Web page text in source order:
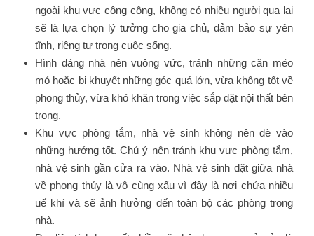
ngoài khu vực công cộng, không có nhiều người qua lại
sẽ là lựa chọn lý tưởng cho gia chủ, đảm bảo sự yên
tĩnh, riêng tư trong cuộc sống.
Hình dáng nhà nên vuông vức, tránh những căn méo
mó hoặc bị khuyết những góc quá lớn, vừa không tốt về
phong thủy, vừa khó khăn trong việc sắp đặt nội thất bên
trong.
Khu vực phòng tắm, nhà vệ sinh không nên đè vào
những hướng tốt. Chú ý nên tránh khu vực phòng tắm,
nhà vệ sinh gần cửa ra vào. Nhà vệ sinh đặt giữa nhà
về phong thủy là vô cùng xấu vì đây là nơi chứa nhiều
uế khí và sẽ ảnh hưởng đến toàn bộ các phòng trong
nhà.